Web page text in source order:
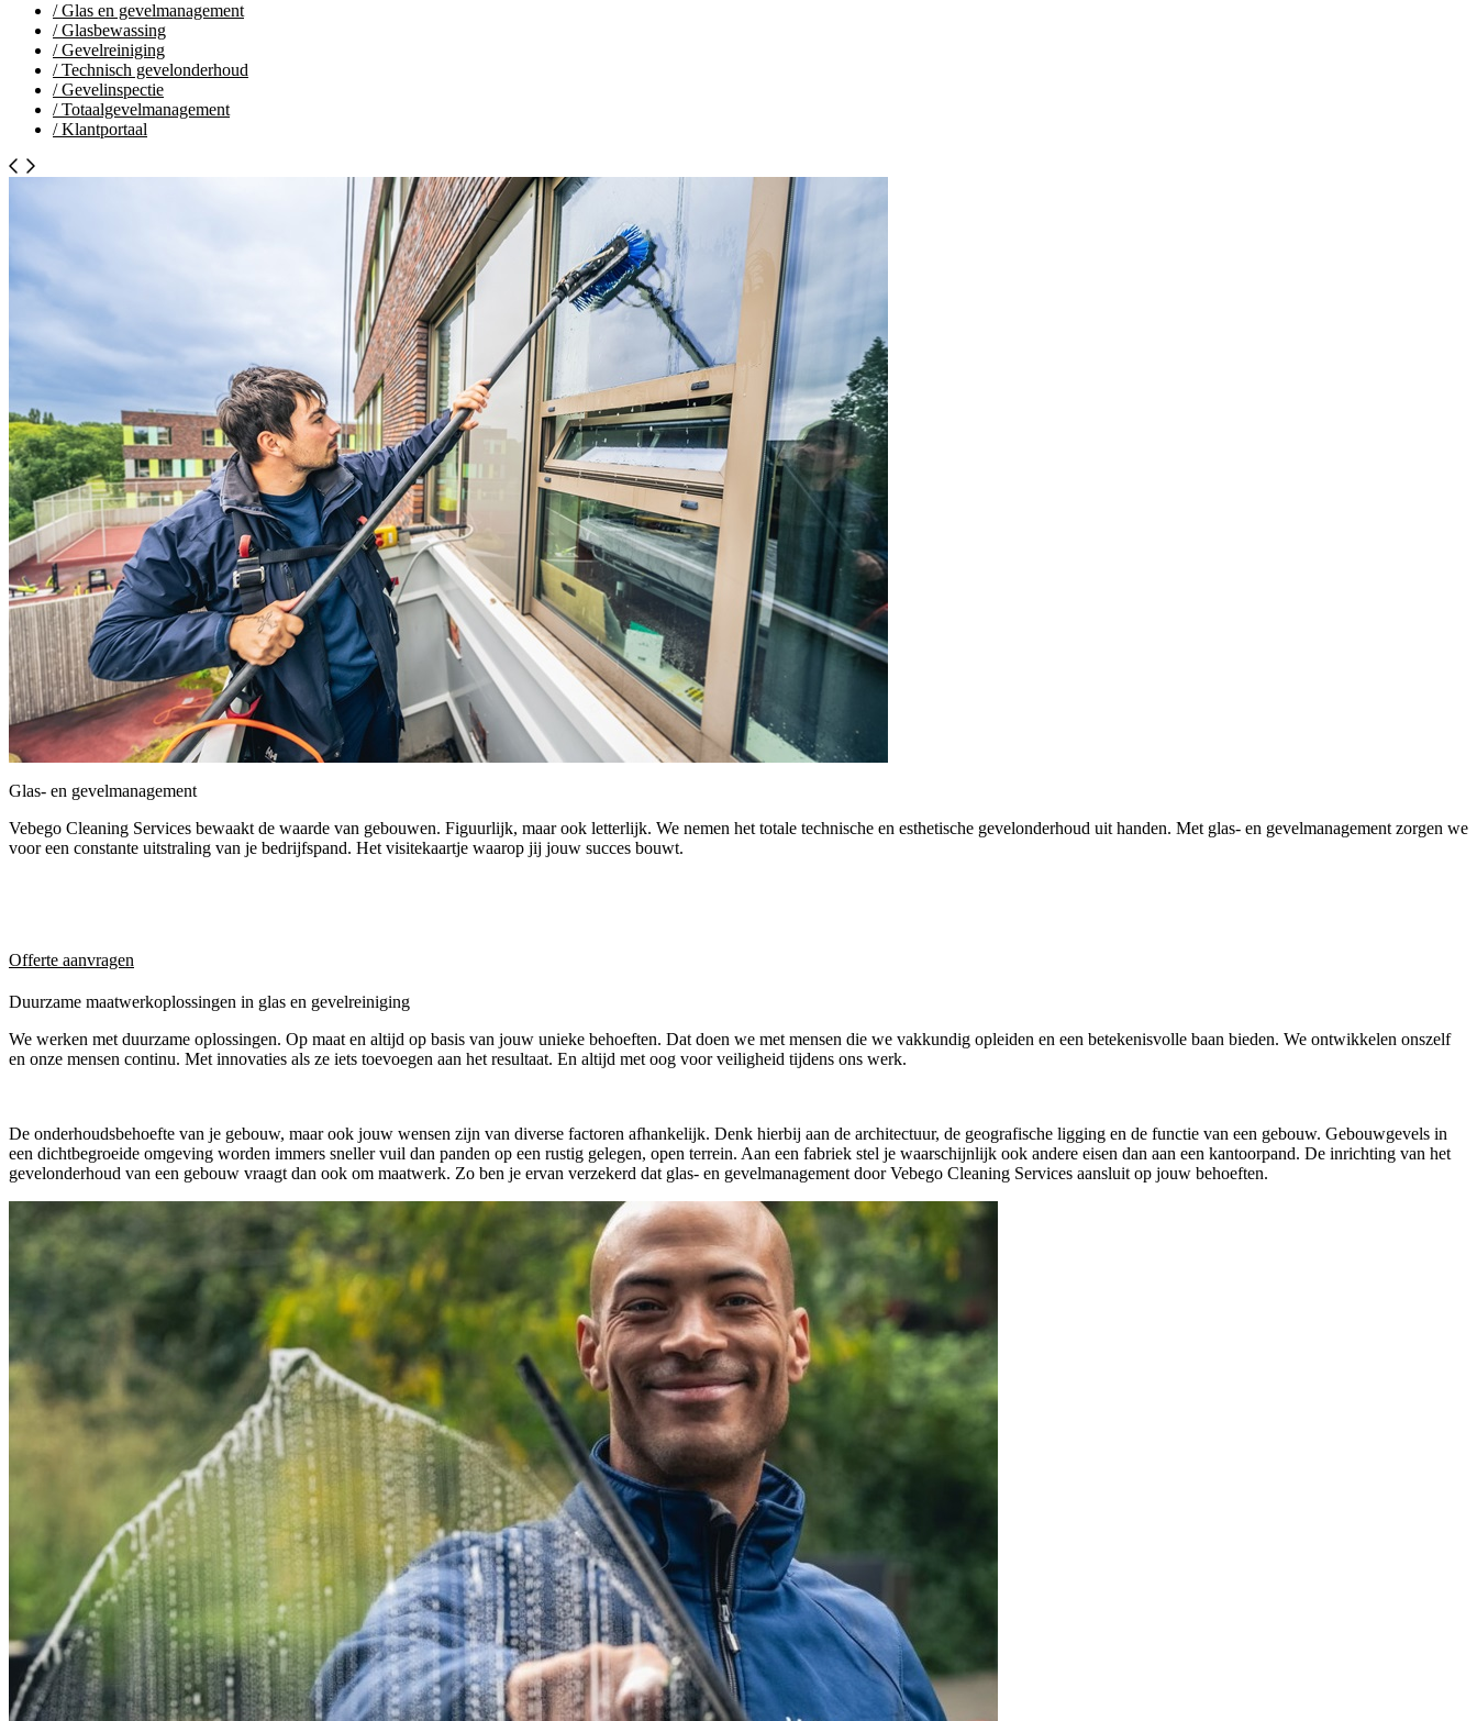
/Glas en gevelmanagement
/Glasbewassing
/Gevelreiniging
/Technisch gevelonderhoud
/Gevelinspectie
/Totaalgevelmanagement
/Klantportaal
Glas- en gevelmanagement
Vebego Cleaning Services bewaakt de waarde van gebouwen. Figuurlijk, maar ook letterlijk. We nemen het totale technische en esthetische gevelonderhoud uit handen. Met glas- en gevelmanagement zorgen we
voor een constante uitstraling van je bedrijfspand. Het visitekaartje waarop jij jouw succes bouwt.
Offerte aanvragen
Duurzame maatwerkoplossingen in glas en gevelreiniging
We werken met duurzame oplossingen. Op maat en altijd op basis van jouw unieke behoeften. Dat doen we met mensen die we vakkundig opleiden en een betekenisvolle baan bieden. We ontwikkelen onszelf
en onze mensen continu. Met innovaties als ze iets toevoegen aan het resultaat. En altijd met oog voor veiligheid tijdens ons werk.
De onderhoudsbehoefte van je gebouw, maar ook jouw wensen zijn van diverse factoren afhankelijk. Denk hierbij aan de architectuur, de geografische ligging en de functie van een gebouw. Gebouwgevels in
een dichtbegroeide omgeving worden immers sneller vuil dan panden op een rustig gelegen, open terrein. Aan een fabriek stel je waarschijnlijk ook andere eisen dan aan een kantoorpand. De inrichting van het
gevelonderhoud van een gebouw vraagt dan ook om maatwerk. Zo ben je ervan verzekerd dat glas- en gevelmanagement door Vebego Cleaning Services aansluit op jouw behoeften.